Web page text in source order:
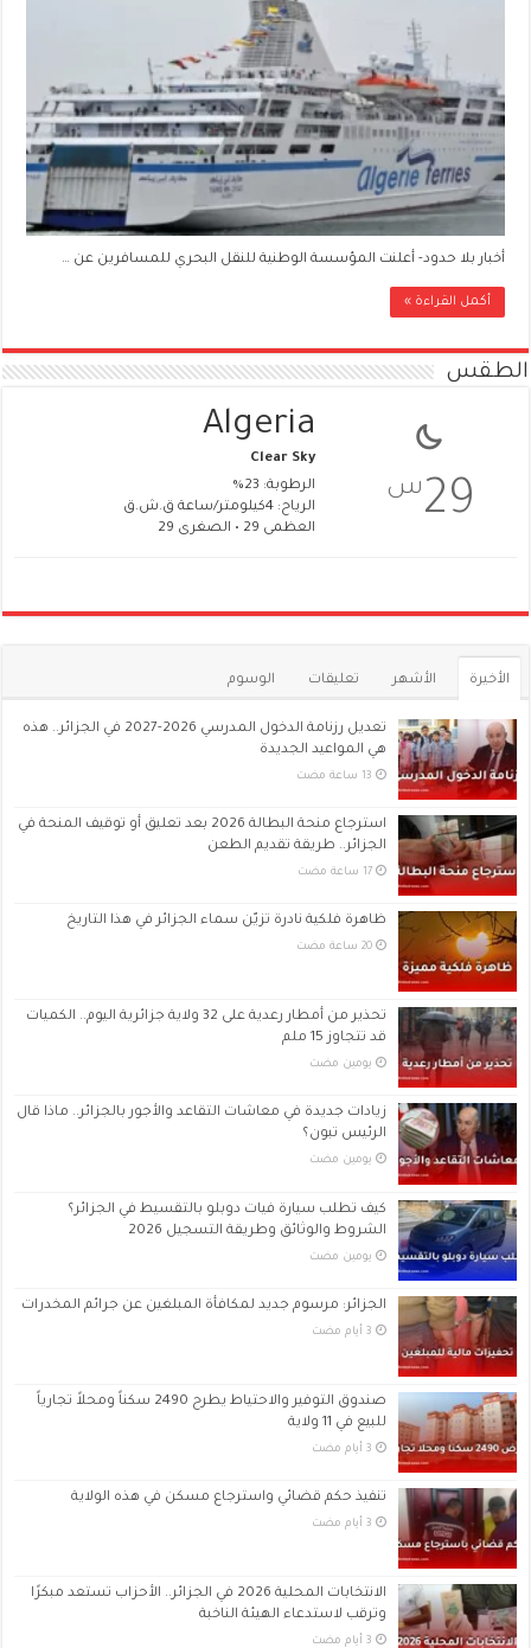
أخبار بلا حدود- أعلنت المؤسسة الوطنية للنقل البحري للمسافرين عن …
أكمل القراءة »
الطقس
29س
Algeria
Clear Sky
الرطوبة: 23%
الرياح: 4كيلومتر/ساعة ق.ش.ق‎
العظمى 29 • الصغرى 29
الأخيرة الأشهر تعليقات الوسوم
تعديل رزنامة الدخول المدرسي 2026-2027 في الجزائر.. هذه
هي المواعيد الجديدة
استرجاع منحة البطالة 2026 بعد تعليق أو توقيف المنحة في
الجزائر.. طريقة تقديم الطعن
‏17 ساعة مضت
ظاهرة فلكية نادرة تزيّن سماء الجزائر في هذا التاريخ
‏20 ساعة مضت
تحذير من أمطار رعدية على 32 ولاية جزائرية اليوم.. الكميات
قد تتجاوز 15 ملم
‏يومين مضت
زيادات جديدة في معاشات التقاعد والأجور بالجزائر.. ماذا قال
الرئيس تبون؟
‏يومين مضت
كيف تطلب سيارة فيات دوبلو بالتقسيط في الجزائر؟
الشروط والوثائق وطريقة التسجيل 2026
‏يومين مضت
الجزائر: مرسوم جديد لمكافأة المبلغين عن جرائم المخدرات
صندوق التوفير والاحتياط يطرح 2490 سكناً ومحلاً تجارياً
للبيع في 11 ولاية
تنفيذ حكم قضائي واسترجاع مسكن في هذه الولاية
الانتخابات المحلية 2026 في الجزائر.. الأحزاب تستعد مبكرًا
وترقب لاستدعاء الهيئة الناخبة